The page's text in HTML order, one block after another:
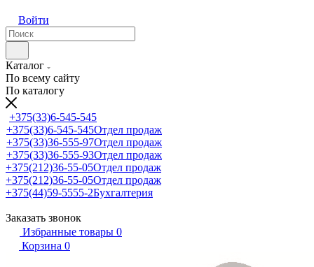
Войти
Каталог
По всему сайту
По каталогу
+375(33)6-545-545
+375(33)6-545-545Отдел продаж
+375(33)36-555-97Отдел продаж
+375(33)36-555-93Отдел продаж
+375(212)36-55-05Отдел продаж
+375(212)36-55-05Отдел продаж
+375(44)59-5555-2Бухгалтерия
Заказать звонок
Избранные товары 0
Корзина 0